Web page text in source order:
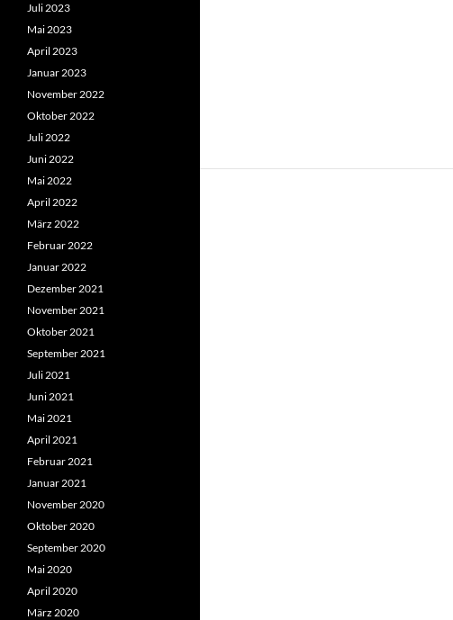
Juli 2023
Mai 2023
April 2023
Januar 2023
November 2022
Oktober 2022
Juli 2022
Juni 2022
Mai 2022
April 2022
März 2022
Februar 2022
Januar 2022
Dezember 2021
November 2021
Oktober 2021
September 2021
Juli 2021
Juni 2021
Mai 2021
April 2021
Februar 2021
Januar 2021
November 2020
Oktober 2020
September 2020
Mai 2020
April 2020
März 2020